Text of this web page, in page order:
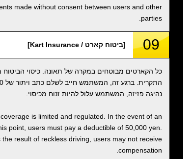
made without consent between users and other
parties.
09 [ביטוח קארט / Kart Insurance]
כל הקארטים מבוטחים במקרה של תאונה. כיסוי
נהיגה פזיזה, המשתמש עלול להיות זנוח מכיסוי.
is limited and regulated. In the event of an
point, users must pay a deductible of 50,000 yen.
result of reckless driving, users may not receive
compensation.